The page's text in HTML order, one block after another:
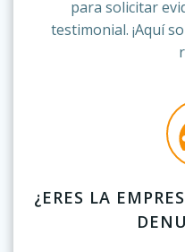
para solicitar
testimonial. ¡Aquí
¿ERES LA